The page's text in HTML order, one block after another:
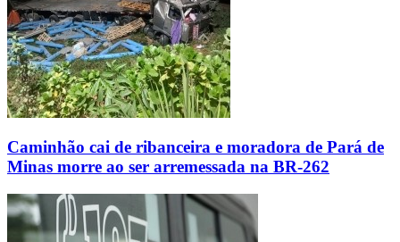
Caminhão cai de ribanceira e moradora de Pará de
Minas morre ao ser arremessada na BR-262